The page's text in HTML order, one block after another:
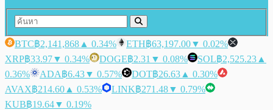
BTC฿2,141,868 ▲ 0.34% ETH฿63,197.00▼ 0.02%
XRP฿33.97▼ 0.34% DOGE฿2.31 ▼ 0.08% SOL฿2,525.23 ▲
0.36%
ADA฿6.43▼ 0.57% DOT฿26.63 ▲ 0.30%
AVAX฿214.60 ▲ 0.53% LINK฿271.48▼ 0.79%
KUB฿19.64▼ 0.19%